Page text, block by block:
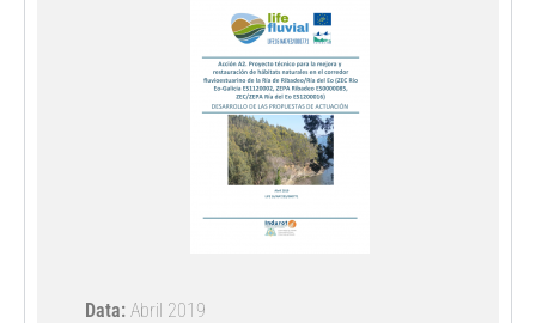
Data: Abril 2019